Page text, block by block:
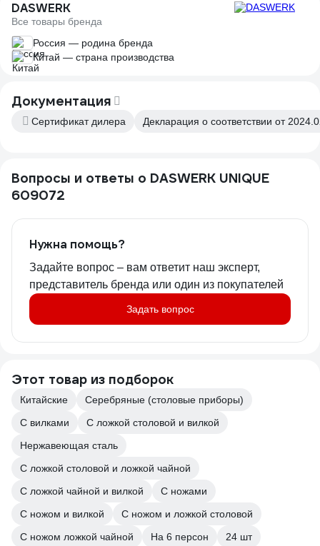
DASWERK
Все товары бренда
Россия — родина бренда
Китай — страна производства
Документация
Сертификат дилера Декларация о соответствии от
Вопросы и ответы о DASWERK UNIQUE
609072
Нужна помощь?
Задайте вопрос – вам ответит наш эксперт,
представитель бренда или один из покупателей
Задать вопрос
Этот товар из подборок
Китайские
Серебряные (столовые приборы)
С вилками
С ложкой столовой и вилкой
Нержавеющая сталь
С ложкой столовой и ложкой чайной
С ложкой чайной и вилкой
С ножами
С ножом и вилкой
С ножом и ложкой столовой
С ножом ложкой чайной
На 6 персон
24 шт